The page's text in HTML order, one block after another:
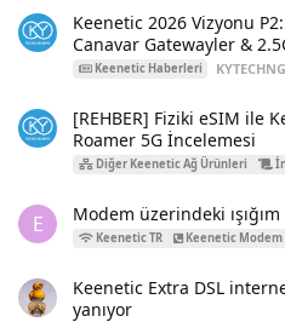
Keenetic 2026 Vizyonu
Canavar Gatewayler &
Keenetic Haberleri
[REHBER] Fiziki eSIM ile
Roamer 5G İncelemesi
Diğer Keenetic Ağ Ürünleri
E Modem üzerindeki ışığım
Keenetic TR Keenetic Modem
Keenetic Extra DSL
yanıyor